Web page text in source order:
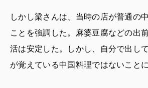
しかし梁さんは、当時の店が普通の
ことを強調した。麻婆豆腐などの出
活は安定した。しかし、自分で出し
が覚えている中国料理ではないこと